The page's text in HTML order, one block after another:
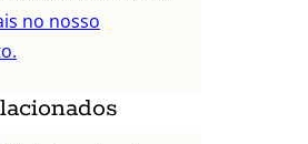
no nosso